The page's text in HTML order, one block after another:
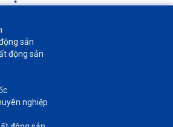
sản
động sản​
nghiệp